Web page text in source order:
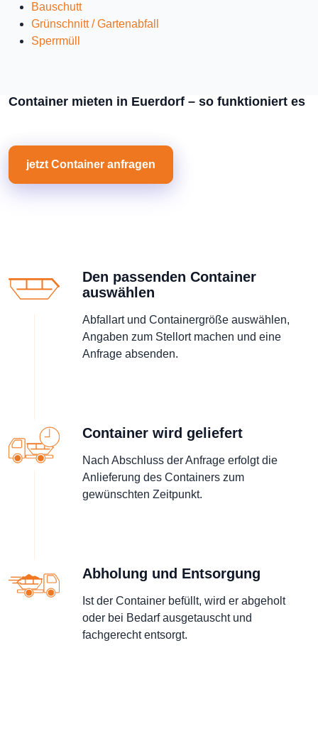
Bauschutt
Grünschnitt / Gartenabfall
Sperrmüll
Container mieten in Euerdorf – so funktioniert es
jetzt Container anfragen
Den passenden Container
auswählen
Abfallart und Containergröße auswählen,
Angaben zum Stellort machen und eine
Anfrage absenden.
Container wird geliefert
Nach Abschluss der Anfrage erfolgt die
Anlieferung des Containers zum
gewünschten Zeitpunkt.
Abholung und Entsorgung
Ist der Container befüllt, wird er abgeholt
oder bei Bedarf ausgetauscht und
fachgerecht entsorgt.